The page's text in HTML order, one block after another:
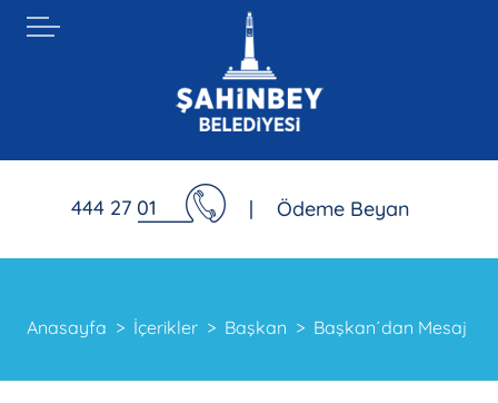
444 27 01 | Ödeme Beyan
Anasayfa İçerikler Başkan Başkan´dan Mesaj